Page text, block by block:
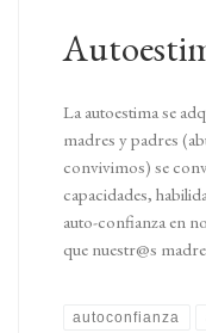
La autoestima se
madres y padres
convivimos) se
capacidades,
auto-confianza en
que nuestr@s
autoconfianza